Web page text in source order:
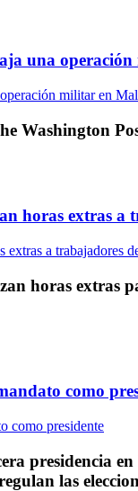
una
Washington
horas extras a
horas extras
como
presidencia
las